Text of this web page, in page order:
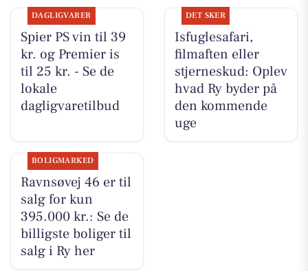
DAGLIGVARER
Spier PS vin til 39
kr. og Premier is
til 25 kr. - Se de
lokale
dagligvaretilbud
DET SKER
Isfuglesafari,
filmaften eller
stjerneskud: Oplev
hvad Ry byder på
den kommende
uge
BOLIGMARKED
Ravnsøvej 46 er til
salg for kun
395.000 kr.: Se de
billigste boliger til
salg i Ry her